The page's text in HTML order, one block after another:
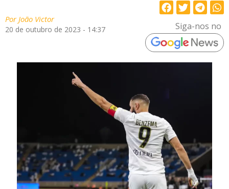
PorJoão Victor
20 de outubro de 2023 - 14:37 Siga-nos no